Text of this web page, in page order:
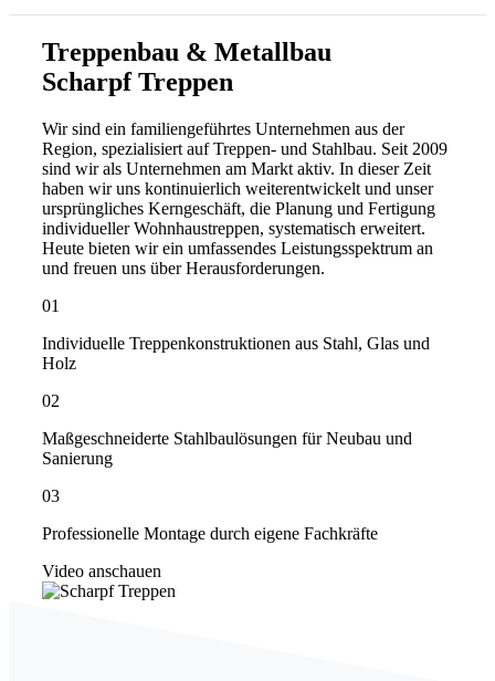
Treppenbau & Metallbau
Scharpf Treppen
Wir sind ein familiengeführtes Unternehmen aus der
Region, spezialisiert auf Treppen- und Stahlbau. Seit 2009
sind wir als Unternehmen am Markt aktiv. In dieser Zeit
haben wir uns kontinuierlich weiterentwickelt und unser
ursprüngliches Kerngeschäft, die Planung und Fertigung
individueller Wohnhaustreppen, systematisch erweitert.
Heute bieten wir ein umfassendes Leistungsspektrum an
und freuen uns über Herausforderungen.
01
Individuelle Treppenkonstruktionen aus Stahl, Glas und
Holz
02
Maßgeschneiderte Stahlbaulösungen für Neubau und
Sanierung
03
Professionelle Montage durch eigene Fachkräfte
Video anschauen